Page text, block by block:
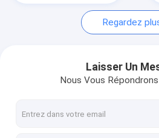
Sacs enormes de FIBC
Sac en vrac de FIBC
Tissu FIBC
Ceinture FIBC
Regardez
Laisser Un
Nous Vous